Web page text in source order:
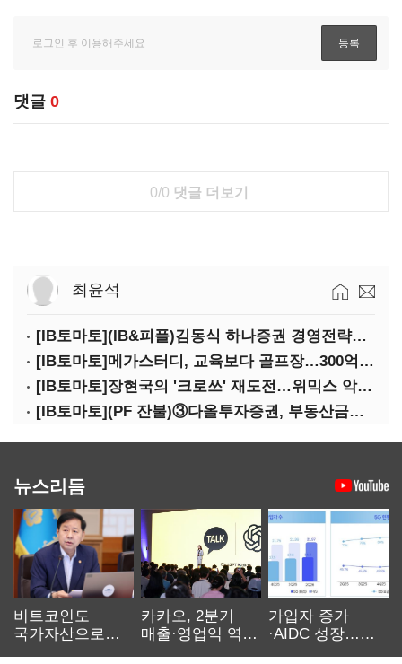
댓글 0
0/0 댓글 더보기
최윤석
[IB토마토](IB&피플)김동식 하나증권 경영전략본부장
[IB토마토]메가스터디, 교육보다 골프장…300억 대여 뒤 보증 리스크
[IB토마토]장현국의 '크로쓰' 재도전…위믹스 악몽 지울 수 있나
[IB토마토](PF 잔불)③다올투자증권, 부동산금융 줄였지만 정상화는 진행형
뉴스리듬
비트코인도
국가자산으로…'
카카오, 2분기
매출·영업익 역대
가입자 증가
·AIDC 성장…